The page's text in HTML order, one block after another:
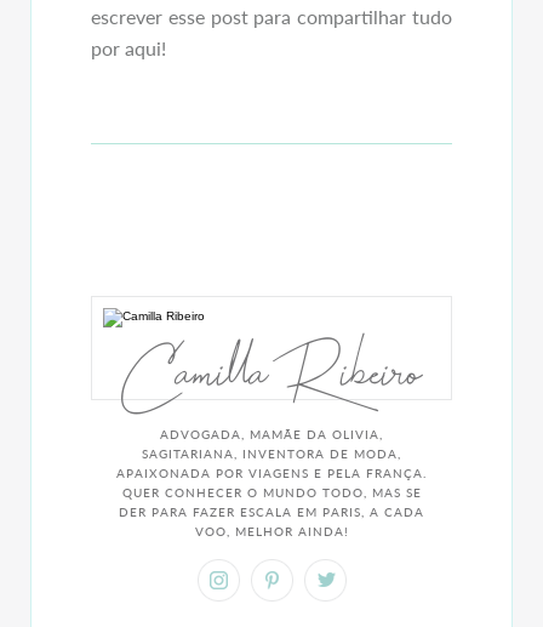
escrever esse post para compartilhar tudo
por aqui!
Camilla Ribeiro
ADVOGADA, MAMÃE DA OLIVIA,
SAGITARIANA, INVENTORA DE MODA,
APAIXONADA POR VIAGENS E PELA FRANÇA.
QUER CONHECER O MUNDO TODO, MAS SE
DER PARA FAZER ESCALA EM PARIS, A CADA
VOO, MELHOR AINDA!